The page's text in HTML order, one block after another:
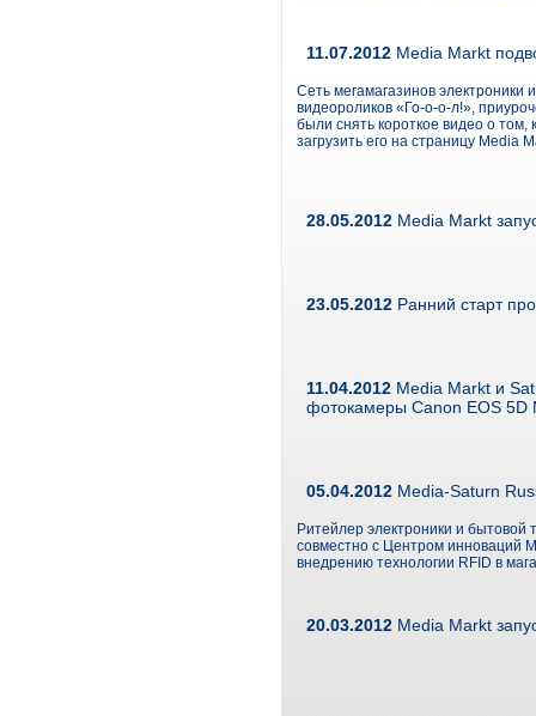
11.07.2012 Media Markt
Сеть мегамагазинов электроники
видеороликов «Го-о-о-л!»,
были снять короткое видео о том,
загрузить его на страницу Media
28.05.2012 Media Markt
23.05.2012 Ранний старт
11.04.2012 Media Markt и
фотокамеры Canon EOS 5D
05.04.2012 Media-Saturn
Ритейлер электроники и бытовой
совместно с Центром инноваций
внедрению технологии RFID в
20.03.2012 Media Markt